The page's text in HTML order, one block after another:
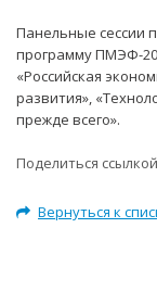
Панельные сессии
программу ПМЭФ-
«Российская
развития»,
прежде всего».
Поделиться
Вернуться к